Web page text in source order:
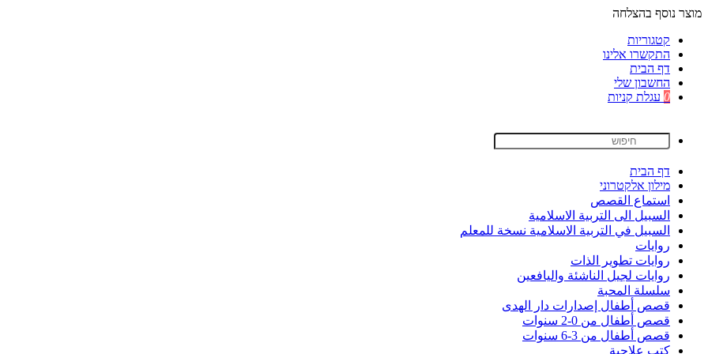
מוצר נוסף בהצלחה
קטגוריות
התקשרו אלינו
דף הבית
החשבון שלי
0 עגלת קניות
דף הבית
מילון אלקטרוני
استماع القصص
السبيل الى التربية الاسلامية
السبيل في التربية الاسلامية نسخة للمعلم
روايات
روايات تطوير الذات
روايات لجيل الناشئة واليافعين
سلسلة المحبة
قصص أطفال إصدارات دار الهدى
قصص أطفال من 0-2 سنوات
قصص أطفال من 3-6 سنوات
كتب علاجية